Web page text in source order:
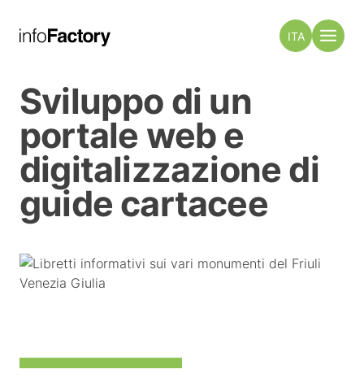
ITA
Sviluppo di un
portale web e
digitalizzazione di
guide cartacee